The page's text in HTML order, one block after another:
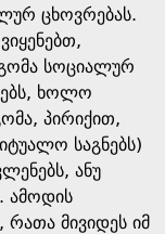
ცხოვრებას.
სოციალურ
ხოლო
პირიქით,
საგნებს)
ანუ
ამოდის
მივიდეს იმ